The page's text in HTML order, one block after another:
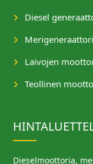
Diesel
Laivojen
Teollinen
Dieselmoottoria,